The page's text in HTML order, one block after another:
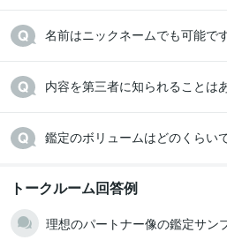
トークルーム回答例
理想のパートナー像の鑑定サン